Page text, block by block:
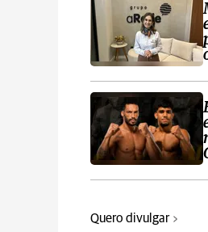
Quero divulgar